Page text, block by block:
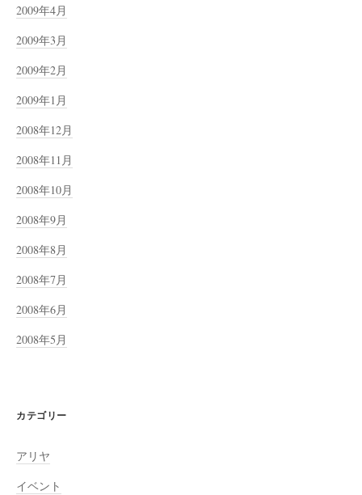
2009年4月
2009年3月
2009年2月
2009年1月
2008年12月
2008年11月
2008年10月
2008年9月
2008年8月
2008年7月
2008年6月
2008年5月
カテゴリー
アリヤ
イベント